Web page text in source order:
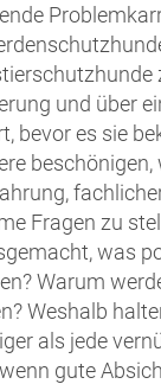
und über
bevor es sie
Fragen zu
was
Warum
Weshalb
als jede
gute